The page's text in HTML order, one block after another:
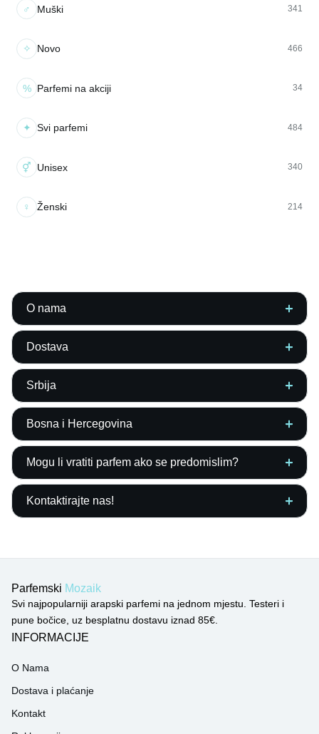
♂ Muški 341
✧ Novo 466
% Parfemi na akciji 34
✦ Svi parfemi 484
⚥ Unisex 340
♀ Ženski 214
O nama
Dostava
Srbija
Bosna i Hercegovina
Mogu li vratiti parfem ako se predomislim?
Kontaktirajte nas!
Parfemski Mozaik
Svi najpopularniji arapski parfemi na jednom mjestu. Testeri i
pune bočice, uz besplatnu dostavu iznad 85€.
INFORMACIJE
O Nama
Dostava i plaćanje
Kontakt